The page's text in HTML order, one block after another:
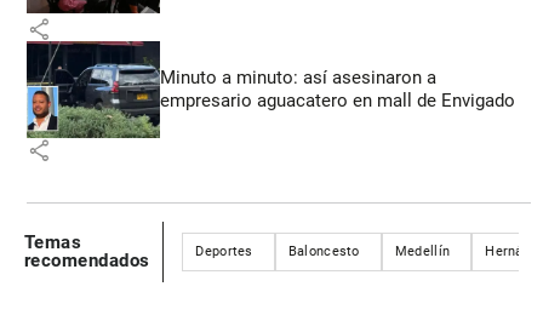
share
Minuto a minuto: así asesinaron a
empresario aguacatero en mall de Envigado
share
Temas
recomendados
Deportes Baloncesto Medellín Hernán